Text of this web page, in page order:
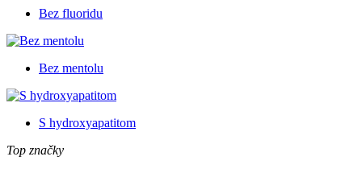
Bez fluoridu
Bez mentolu
S hydroxyapatitom
Top značky